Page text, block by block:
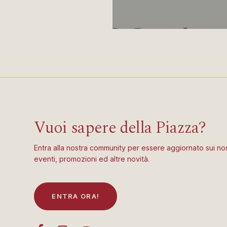
Vuoi sapere della Piazza?
Entra alla nostra community per essere aggiornato sui
eventi, promozioni ed altre novità.
ENTRA ORA!